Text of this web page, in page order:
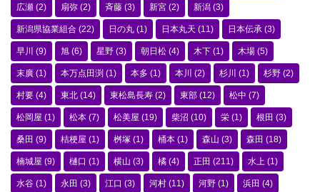
広瀬 (2) 扇弥 (2) 斉藤 (3) 新宮 (2) 新潟 (3)
新潟県協業組合 (22) 日の丸 (1) 日本丸天 (11) 日本伝承 (3)
早川 (9) 旭 (6) 星野 (3) 朝日松 (4) 木下 (1) 木場 (5)
末廣 (1) 本万点田渕 (1) 本多 (1) 本川 (2) 杉川 (1) 杉野 (2)
村要 (4) 東北 (14) 東松島長寿 (2) 東部 (12) 松中 (7)
松岡屋 (1) 松本 (7) 松美屋 (19) 柴沼 (10) 栄 (1) 根田 (3)
桑田 (9) 桔梗屋 (1) 桝塚 (1) 桶本 (1) 森山 (3) 森田 (18)
楠城屋 (9) 樋口 (1) 横山 (3) 橘 (4) 正田 (211) 水上 (1)
水谷 (1) 永田 (3) 江口 (3) 河村 (11) 河野 (1) 浜田 (4)